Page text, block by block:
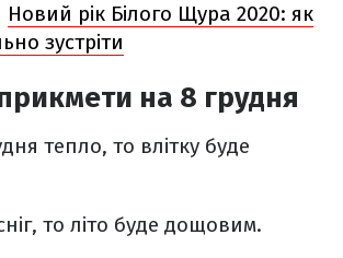
Новий рік Білого Щура 2020: як
зустріти
на 8 грудня
тепло, то влітку буде
то літо буде дощовим.